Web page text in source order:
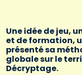
Une idée de jeu,
et de formation,
présenté sa
globale sur le
Décryptage.